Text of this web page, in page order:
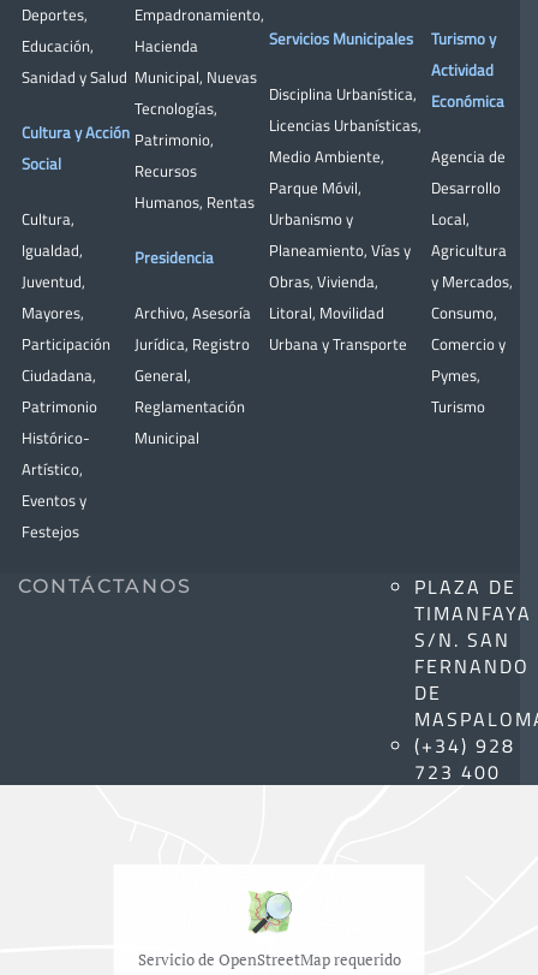
Deportes,
Educación,
Sanidad y Salud
Cultura y Acción
Social
Cultura,
Igualdad,
Juventud,
Mayores,
Participación
Ciudadana,
Patrimonio
Histórico-
Artístico,
Eventos y
Festejos
Empadronamiento,
Hacienda
Municipal, Nuevas
Tecnologías,
Patrimonio,
Recursos
Humanos, Rentas
Presidencia
Archivo, Asesoría
Jurídica, Registro
General,
Reglamentación
Municipal
Servicios Municipales
Disciplina Urbanística,
Licencias Urbanísticas,
Medio Ambiente,
Parque Móvil,
Urbanismo y
Planeamiento, Vías y
Obras, Vivienda,
Litoral, Movilidad
Urbana y Transporte
Turismo y
Actividad
Económica
Agencia de
Desarrollo
Local,
Agricultura
y Mercados,
Consumo,
Comercio y
Pymes,
Turismo
CONTÁCTANOS
PLAZA DE
TIMANFAYA
S/N. SAN
FERNANDO
DE
(+34) 928
723 400
Servicio de OpenStreetMap requerido